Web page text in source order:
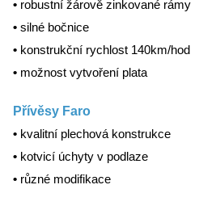
• robustní žárově zinkované rámy
• silné bočnice
• konstrukční rychlost 140km/hod
• možnost vytvoření plata
Přívěsy Faro
• kvalitní plechová konstrukce
• kotvicí úchyty v podlaze
• různé modifikace